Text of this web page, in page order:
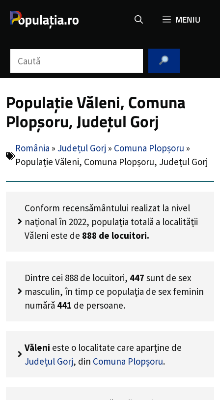
MENIU
Populație Văleni, Comuna
Plopșoru, Județul Gorj
România » Județul Gorj » Comuna Plopșoru »
Populație Văleni, Comuna Plopșoru, Județul Gorj
Conform recensământului realizat la nivel
național în 2022, populația totală a localității
Văleni este de 888 de locuitori.
Dintre cei 888 de locuitori, 447 sunt de sex
masculin, în timp ce populația de sex feminin
numără 441 de persoane.
Văleni este o localitate care aparține de
Județul Gorj, din Comuna Plopșoru.